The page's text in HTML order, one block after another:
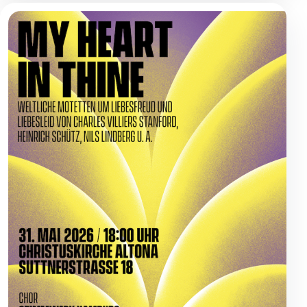
passender Zustimmung geladen werden.
Cookies/Storage: keine klassischen Cookies, aber Serverabruf/IP-
Übertragung möglich
Datenschutzinfos
ChurchTools
Externe Gemeinde-/Veranstaltungsintegration
· ChurchTools
ChurchTools-Links, Widgets oder eingebundene Inhalte können
datenschutzrelevant sein.
Cookies/Storage: anbieterabhängigDatenschutzinfos
Statistik
Optionale Reichweitenmessung, Analyse und Tag-
Management.
Details
Google Analytics
Statistik / Reichweitenmessung· Google
Optionale Reichweitenmessung. Darf erst nach Einwilligung aktiv
werden, sofern nicht rechtskonform anders konfiguriert.
Cookies/Storage: _ga, _gid, _gat Datenschutzinfos